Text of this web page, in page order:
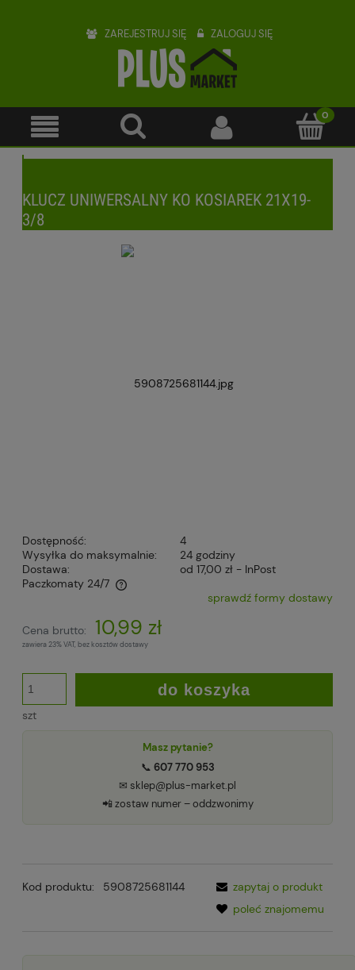
ZAREJESTRUJ SIĘ ZALOGUJ SIĘ
KLUCZ UNIWERSALNY KO KOSIAREK 21X19-
3/8
Dostępność:
4
Wysyłka do maksymalnie:
24 godziny
Dostawa:
od 17,00 zł - InPost
Paczkomaty 24/7
Cena nie zawiera ewentualnych kosztów płatnościsprawdź formy dostawy
Cena brutto: 10,99 zł
zawiera 23% VAT, bez kosztów dostawy
szt
do koszyka
Masz pytanie?
📞 607 770 953
✉ sklep@plus-market.pl
📲 zostaw numer – oddzwonimy
Kod produktu: 5908725681144
zapytaj o produkt
poleć znajomemu